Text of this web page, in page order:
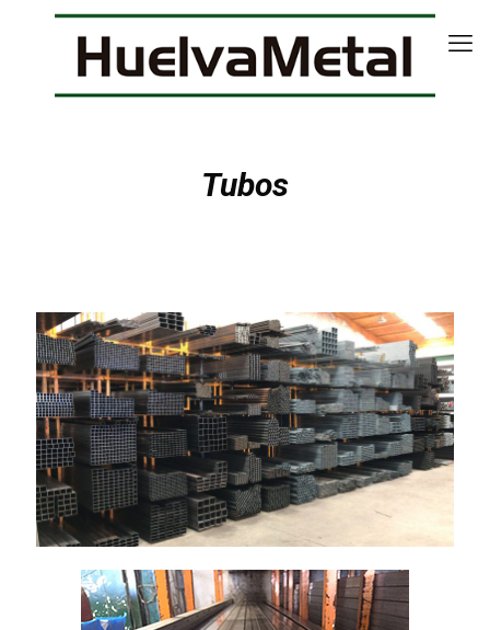
Tubos